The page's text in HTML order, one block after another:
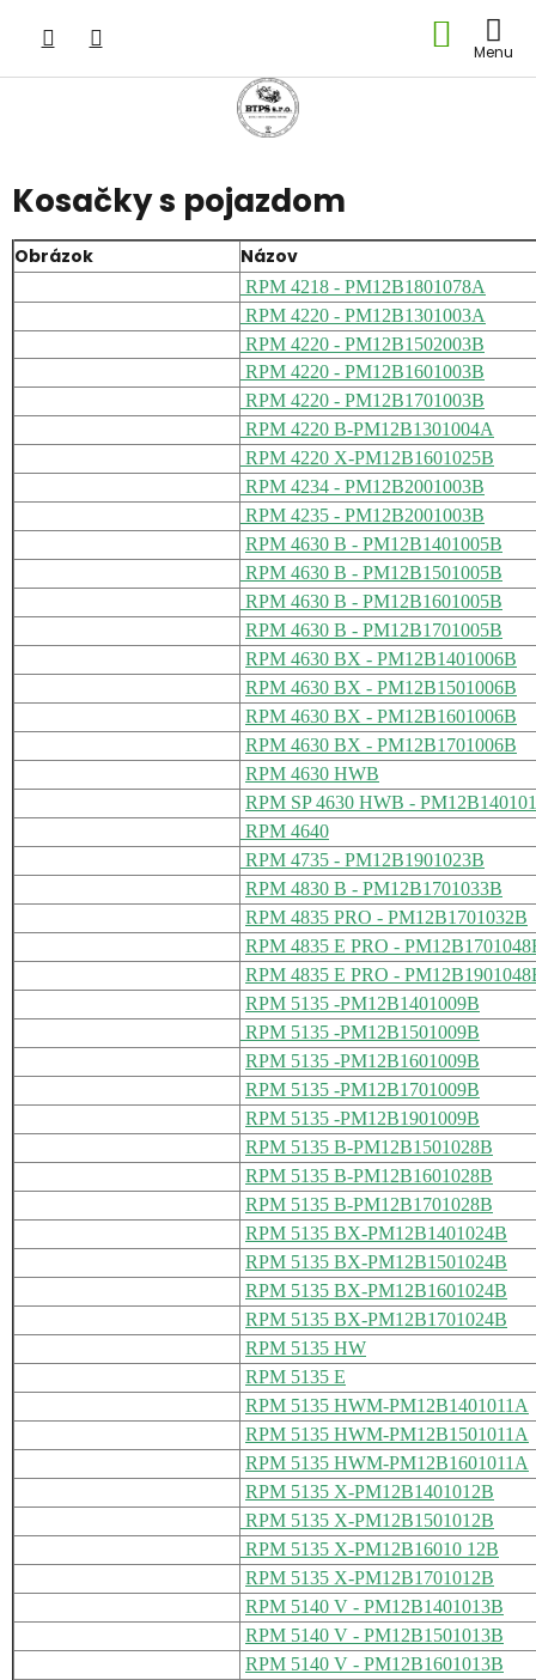
obsah
KOŠÍK
Kosačky s pojazdom
Obrázok Názov
RPM 4218 - PM12B1801078A
RPM 4220 - PM12B1301003A
RPM 4220 - PM12B1502003B
RPM 4220 - PM12B1601003B
RPM 4220 - PM12B1701003B
RPM 4220 B-PM12B1301004A
RPM 4220 X-PM12B1601025B
RPM 4234 - PM12B2001003B
RPM 4235 - PM12B2001003B
RPM 4630 B - PM12B1401005B
RPM 4630 B - PM12B1501005B
RPM 4630 B - PM12B1601005B
RPM 4630 B - PM12B1701005B
RPM 4630 BX - PM12B1401006B
RPM 4630 BX - PM12B1501006B
RPM 4630 BX - PM12B1601006B
RPM 4630 BX - PM12B1701006B
RPM 4630 HWB
RPM SP 4630 HWB -
RPM 4640
RPM 4735 - PM12B1901023B
RPM 4830 B - PM12B1701033B
RPM 4835 PRO - PM12B1701032B
RPM 4835 E PRO -
RPM 4835 E PRO -
RPM 5135 -PM12B1401009B
RPM 5135 -PM12B1501009B
RPM 5135 -PM12B1601009B
RPM 5135 -PM12B1701009B
RPM 5135 -PM12B1901009B
RPM 5135 B-PM12B1501028B
RPM 5135 B-PM12B1601028B
RPM 5135 B-PM12B1701028B
RPM 5135 BX-PM12B1401024B
RPM 5135 BX-PM12B1501024B
RPM 5135 BX-PM12B1601024B
RPM 5135 BX-PM12B1701024B
RPM 5135 HW
RPM 5135 E
RPM 5135 HWM-PM12B1401011A
RPM 5135 HWM-PM12B1501011A
RPM 5135 HWM-PM12B1601011A
RPM 5135 X-PM12B1401012B
RPM 5135 X-PM12B1501012B
RPM 5135 X-PM12B16010 12B
RPM 5135 X-PM12B1701012B
RPM 5140 V - PM12B1401013B
RPM 5140 V - PM12B1501013B
RPM 5140 V - PM12B1601013B